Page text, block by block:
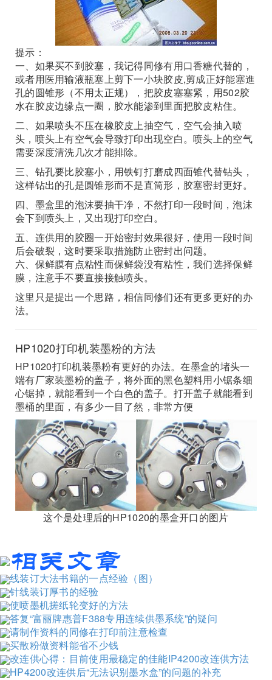
提示：
一、如果买不到胶塞，我记得同修有用口香糖代替的，
或者用医用输液瓶塞上剪下一小块胶皮,剪成正好能塞進
孔的圆锥形（不用太正规），把胶皮塞塞紧，用502胶
水在胶皮边缘点一圈，胶水能渗到里面把胶皮粘住。
二、如果喷头不压在橡胶皮上抽空气，空气会抽入喷
头，喷头上有空气会导致打印出现空白。喷头上的空气
需要深度清洗几次才能排除。
三、钻孔要比胶塞小，用铁钉打磨成四面锥代替钻头，
这样钻出的孔是圆锥形而不是直筒形，胶塞密封更好。
四、墨盒里的泡沫要抽干净，不然打印一段时间，泡沫
会下到喷头上，又出现打印空白。
五、连供用的胶圈一开始密封效果很好，使用一段时间
后会破裂，这时要采取措施防止密封出问题。
六、保鲜膜有点粘性而保鲜袋没有粘性，我们选择保鲜
膜，注意手不要直接接触喷头。
这里只是提出一个思路，相信同修们还有更多更好的办
法。
HP1020打印机装墨粉的方法
HP1020打印机装墨粉有更好的办法。在墨盒的堵头一
端有厂家装墨粉的盖子，将外面的黑色塑料用小锯条细
心锯掉，就能看到一个白色的盖子。打开盖子就能看到
墨桶的里面，有多少一目了然，非常方便
这个是处理后的HP1020的墨盒开口的图片
线装订大法书籍的一点经验（图）
针线装订厚书的经验
使喷墨机搓纸轮变好的方法
答复“富丽牌惠普F388专用连续供墨系统”的疑问
请制作资料的同修在打印前注意检查
买散粉做资料能省不少钱
改连供心得：目前使用最稳定的佳能IP4200改连供方法
HP4200改连供后“无法识别墨水盒”的问题的补充